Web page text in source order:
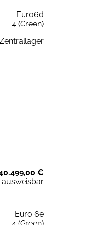
Euro6d
4 (Green)
Zentrallager
€
ausweisbar
Euro 6e